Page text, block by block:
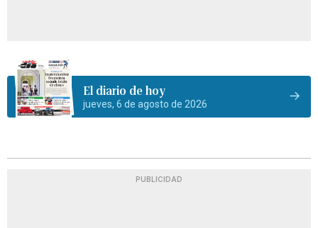
El diario de hoy
jueves, 6 de agosto de 2026
PUBLICIDAD